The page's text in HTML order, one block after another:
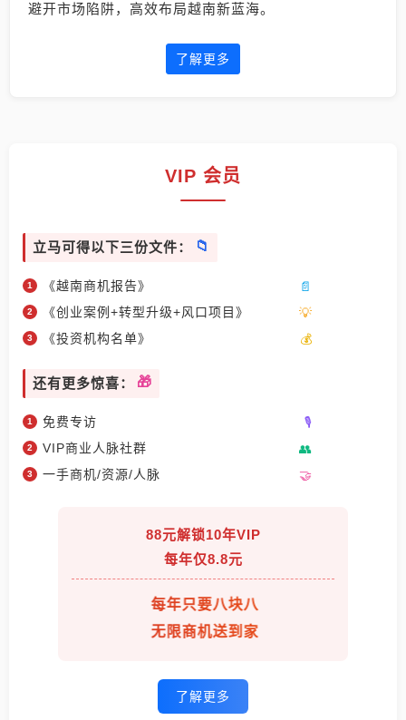
避开市场陷阱，高效布局越南新蓝海。
了解更多
VIP 会员
立马可得以下三份文件：
《越南商机报告》
《创业案例+转型升级+风口项目》
《投资机构名单》
还有更多惊喜：
免费专访
VIP商业人脉社群
一手商机/资源/人脉
88元解锁10年VIP
每年仅8.8元
每年只要八块八
无限商机送到家
了解更多